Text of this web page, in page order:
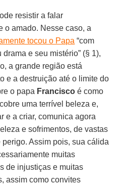
resistir a falar
o amado. Nesse caso, a
tocou o Papa “com
e seu mistério” (§ 1),
a grande região está
e a destruição até o limite do
o papa Francisco é como
uma terrível beleza e,
e a criar, comunica agora
e sofrimentos, de vastas
Assim pois, sua cálida
muitas
de injustiças e muitas
assim como convites